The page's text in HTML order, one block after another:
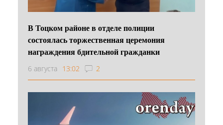
В Тоцком районе в отделе полиции
состоялась торжественная церемония
награждения бдительной гражданки
6 августа 13:02 2